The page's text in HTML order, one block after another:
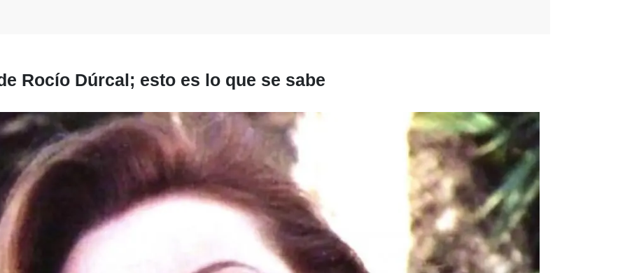
Rocío Dúrcal; esto es lo que se sabe